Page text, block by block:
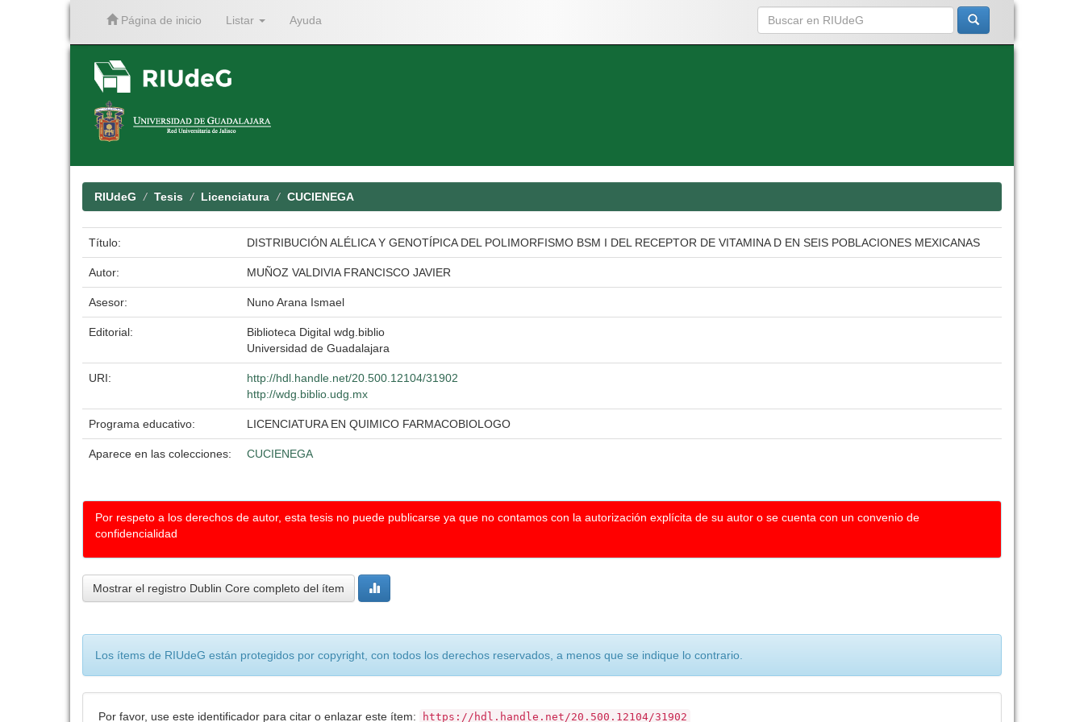
Página de inicio Listar Ayuda
RIUdeG Tesis Licenciatura CUCIENEGA
Título: DISTRIBUCIÓN ALÉLICA Y GENOTÍPICA DEL POLIMORFISMO BSM I DEL RECEPTOR DE VITAMINA D EN SEIS POBLACIONES MEXICANAS
Autor: MUÑOZ VALDIVIA FRANCISCO JAVIER
Asesor: Nuno Arana Ismael
Editorial:
Biblioteca Digital wdg.biblio
Universidad de Guadalajara
URI:
http://hdl.handle.net/20.500.12104/31902
http://wdg.biblio.udg.mx
Programa educativo: LICENCIATURA EN QUIMICO FARMACOBIOLOGO
Aparece en las colecciones: CUCIENEGA
Por respeto a los derechos de autor, esta tesis no puede publicarse ya que no contamos con la autorización explícita de su autor o se cuenta con un convenio de
confidencialidad
Mostrar el registro Dublin Core completo del ítem
Los ítems de RIUdeG están protegidos por copyright, con todos los derechos reservados, a menos que se indique lo contrario.
Por favor, use este identificador para citar o enlazar este ítem: https://hdl.handle.net/20.500.12104/31902